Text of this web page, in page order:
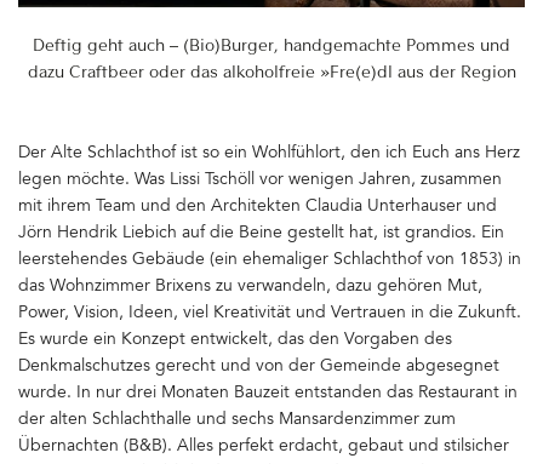
Deftig geht auch – (Bio)Burger, handgemachte Pommes und
dazu Craftbeer oder das alkoholfreie »Fre(e)dl aus der Region
Der Alte Schlachthof ist so ein Wohlfühlort, den ich Euch ans Herz
legen möchte. Was Lissi Tschöll vor wenigen Jahren, zusammen
mit ihrem Team und den Architekten Claudia Unterhauser und
Jörn Hendrik Liebich auf die Beine gestellt hat, ist grandios. Ein
leerstehendes Gebäude (ein ehemaliger Schlachthof von 1853) in
das Wohnzimmer Brixens zu verwandeln, dazu gehören Mut,
Power, Vision, Ideen, viel Kreativität und Vertrauen in die Zukunft.
Es wurde ein Konzept entwickelt, das den Vorgaben des
Denkmalschutzes gerecht und von der Gemeinde abgesegnet
wurde. In nur drei Monaten Bauzeit entstanden das Restaurant in
der alten Schlachthalle und sechs Mansardenzimmer zum
Übernachten (B&B). Alles perfekt erdacht, gebaut und stilsicher